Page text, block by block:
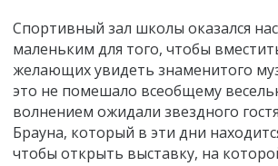
Спортивный зал школы оказался
маленьким для того, чтобы
желающих увидеть знаменитого
это не помешало всеобщему
волнением ожидали звездного
Брауна, который в эти дни
чтобы открыть выставку, на